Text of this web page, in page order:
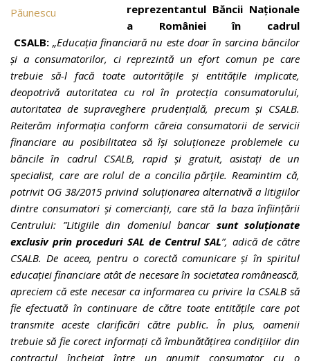
reprezentantul Băncii Naționale
a României în cadrul
CSALB:„Educația financiară nu este doar în sarcina băncilor
și a consumatorilor, ci reprezintă un efort comun pe care
trebuie să-l facă toate autoritățile și entitățile implicate,
deopotrivă autoritatea cu rol în protecția consumatorului,
autoritatea de supraveghere prudențială, precum și CSALB.
Reiterăm informația conform căreia consumatorii de servicii
financiare au posibilitatea să își soluționeze problemele cu
băncile în cadrul CSALB, rapid și gratuit, asistați de un
specialist, care are rolul de a concilia părțile. Reamintim că,
potrivit OG 38/2015 privind soluționarea alternativă a litigiilor
dintre consumatori și comercianți, care stă la baza înființării
Centrului: ”Litigiile din domeniul bancar sunt soluţionate
exclusiv prin proceduri SAL de Centrul SAL”, adică de către
CSALB. De aceea, pentru o corectă comunicare și în spiritul
educației financiare atât de necesare în societatea românească,
apreciem că este necesar ca informarea cu privire la CSALB să
fie efectuată în continuare de către toate entitățile care pot
transmite aceste clarificări către public. În plus, oamenii
trebuie să fie corect informați că îmbunătățirea condițiilor din
contractul încheiat între un anumit consumator cu o